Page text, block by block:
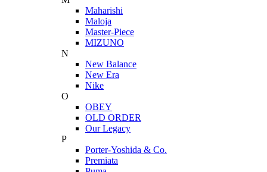
Maharishi
Maloja
Master-Piece
MIZUNO
N
New Balance
New Era
Nike
O
OBEY
OLD ORDER
Our Legacy
P
Porter-Yoshida & Co.
Premiata